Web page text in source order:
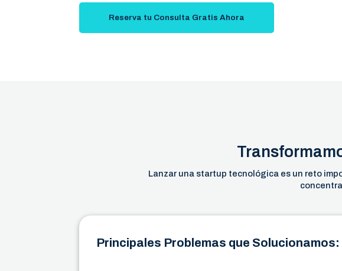
Reserva tu Consulta Gratis Ahora
Lanzar una startup tecnológica es un reto
Principales Problemas que Solucionamos: